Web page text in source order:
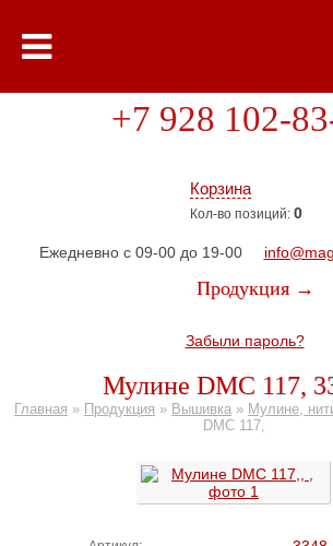
Корзина
Кол-во позиций: 0
+7 928 102-
Ежедневно с 09-00 до 19-00
Продукция →
Забыли пароль?
Мулине DMC 117,
Главная » Продукция » Вышивка » Мулине,
DMC 117,